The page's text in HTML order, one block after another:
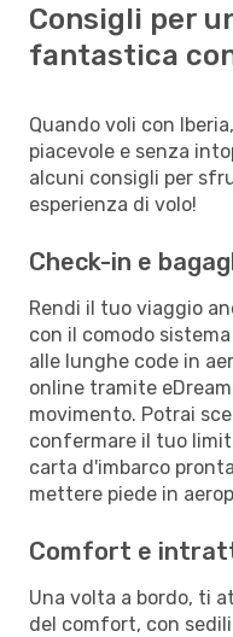
Consigli per
fantastica
Quando voli con
piacevole e senza
alcuni consigli per
esperienza di volo!
Check-in e
Rendi il tuo viaggio
con il comodo
alle lunghe code in
online tramite
movimento. Potrai
confermare il tuo
carta d'imbarco
mettere piede in
Comfort e
Una volta a bordo, ti
del comfort, con